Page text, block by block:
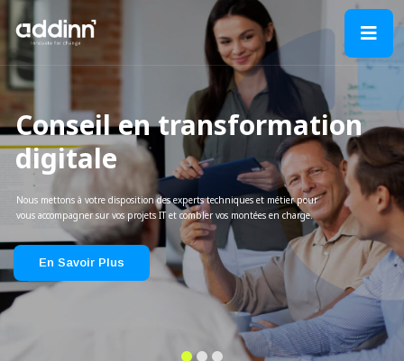
Conseil en transformation
digitale
En Savoir Plus
Nous mettons à votre disposition des experts techniques et métier pour
vous accompagner sur vos projets IT et combler vos montées en charge.